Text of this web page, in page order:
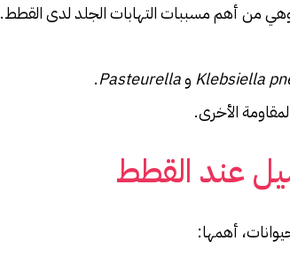
من أهم مسببات التهابات الجلد لدى القطط.
Klebsiella وPasteurella
.
الأخرى.
عند القطط
أهمها: